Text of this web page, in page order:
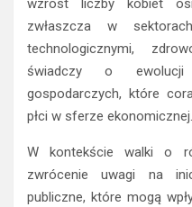
wzrost liczby kobiet
zwłaszcza w
technologicznymi,
świadczy o
gospodarczych, które
płci w sferze ekonomicznej.
W kontekście walki o
zwrócenie uwagi na
publiczne, które mogą